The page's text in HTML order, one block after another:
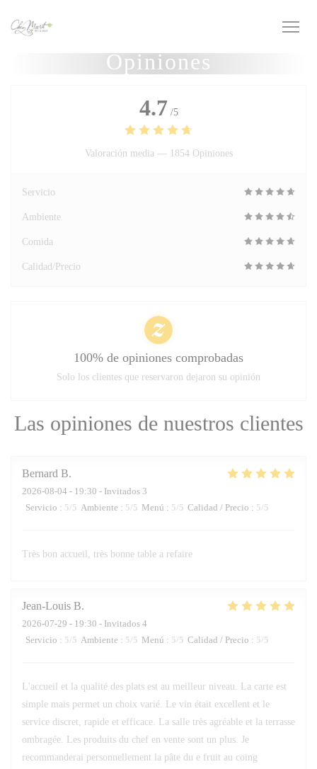
Opiniones
Las opiniones de nuestros clientes
Bernard B
2026-08-04 - 19:30 - Invitados 3
Servicio : 5/5 Ambiente : 5/5 Menú : 5/5 Calidad / Precio : 5/5
Très bon accueil, très bonne table a refaire
Jean-Louis B
2026-07-29 - 19:30 - Invitados 4
Servicio : 5/5 Ambiente : 5/5 Menú : 5/5 Calidad / Precio : 5/5
L'accueil et la qualité des plats est au meilleur niveau. La carte est
simple mais permet un choix varié. Le vin était excellent et le
service discret, rapide et efficace. La salle très agréable et la terrasse
ombragée. Les produits du chef en vente sont un plus. Je
recommanderai personnellement la pâte du e fruit au coing
4.7 /5
Valoración media — 1854 Opiniones
Servicio
Ambiente
Comida
Calidad/Precio
100% de opiniones comprobadas
Solo los clientes que reservaron dejaron su opinión